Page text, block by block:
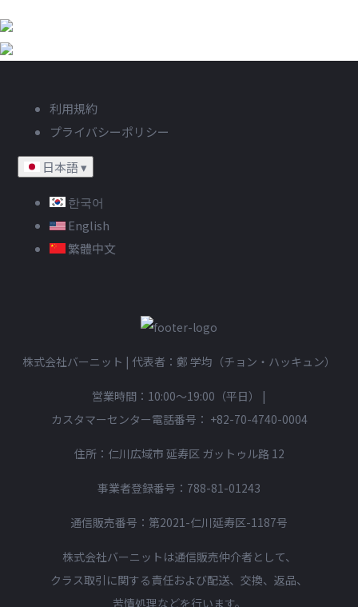
利用規約
プライバシーポリシー
日本語▾
한국어
English
繁體中文
株式会社バーニット | 代表者：鄭 学均（チョン・ハッキュン）
営業時間：10:00〜19:00（平日）
|
カスタマーセンター電話番号： +82-70-4740-0004
住所：仁川広域市 延寿区 ガットゥル路 12
事業者登録番号：788-81-01243
通信販売番号：第2021-仁川延寿区-1187号
株式会社バーニットは通信販売仲介者として、
クラス取引に関する責任および配送、交換、返品、
苦情処理などを行います。